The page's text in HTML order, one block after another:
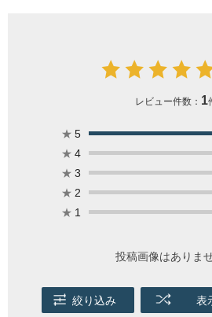
レビュー件数： 1
★ 5
★ 4
★ 3
★ 2
★ 1
投稿画像はありませ
絞り込み 表